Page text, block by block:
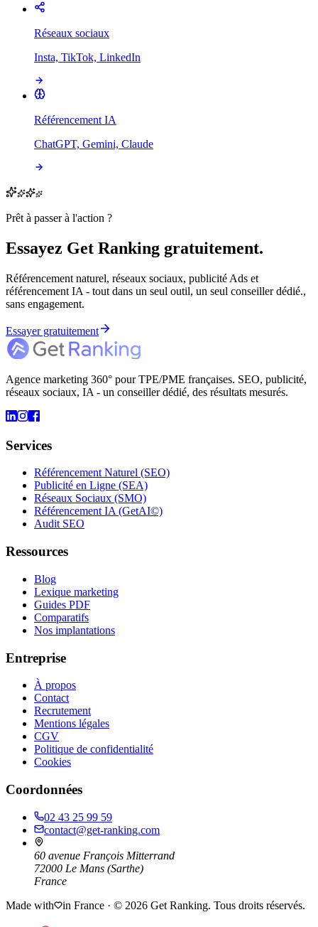
Réseaux sociaux
Insta, TikTok, LinkedIn
Référencement IA
ChatGPT, Gemini, Claude
Prêt à passer à l'action ?
Essayez Get Ranking gratuitement.
Référencement naturel, réseaux sociaux, publicité Ads et
référencement IA - tout dans un seul outil, un seul conseiller dédié.,
sans engagement.
Essayer gratuitement
Agence marketing 360° pour TPE/PME françaises. SEO, publicité,
réseaux sociaux, IA - un conseiller dédié, des résultats mesurés.
Services
Référencement Naturel (SEO)
Publicité en Ligne (SEA)
Réseaux Sociaux (SMO)
Référencement IA (GetAI©)
Audit SEO
Ressources
Blog
Lexique marketing
Guides PDF
Comparatifs
Nos implantations
Entreprise
À propos
Contact
Recrutement
Mentions légales
CGV
Politique de confidentialité
Cookies
Coordonnées
02 43 25 99 59
contact@get-ranking.com
60 avenue François Mitterrand
72000 Le Mans (Sarthe)
France
Made with
in France · © 2026 Get Ranking. Tous droits réservés.